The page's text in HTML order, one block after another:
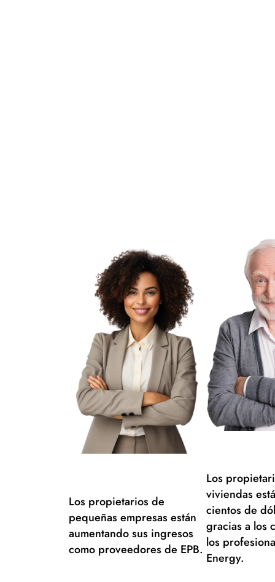
Los propietarios de
pequeñas empresas están
aumentando sus ingresos
como proveedores de EPB.
Los
viviendas
cientos de
gracias a los
los
Energy.